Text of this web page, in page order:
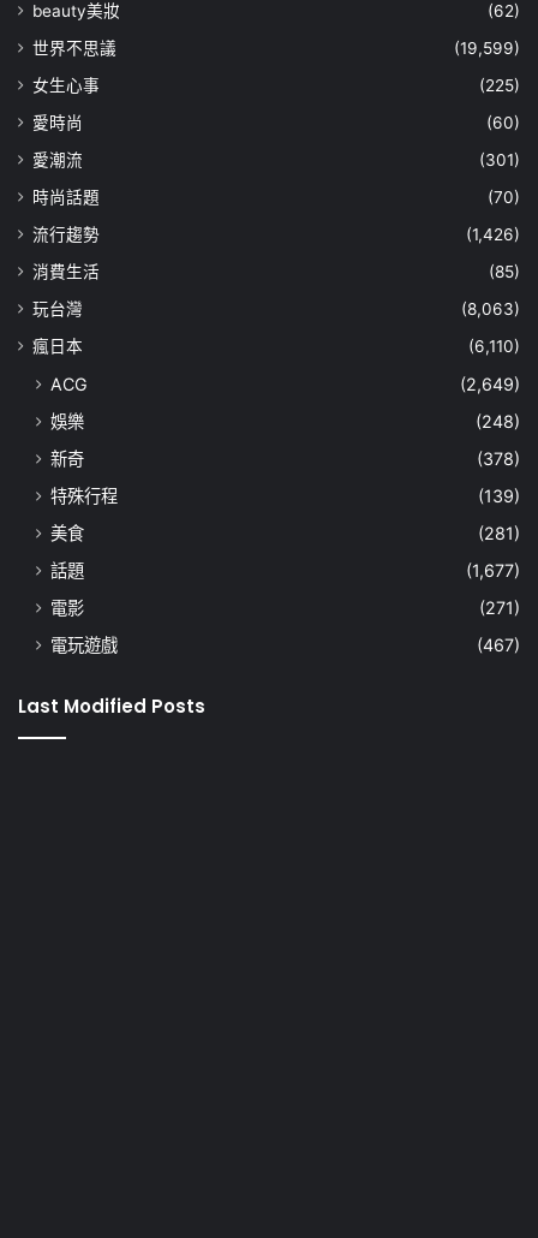
beauty美妝
(62)
世界不思議
(19,599)
女生心事
(225)
愛時尚
(60)
愛潮流
(301)
時尚話題
(70)
流行趨勢
(1,426)
消費生活
(85)
玩台灣
(8,063)
瘋日本
(6,110)
ACG
(2,649)
娛樂
(248)
新奇
(378)
特殊行程
(139)
美食
(281)
話題
(1,677)
電影
(271)
電玩遊戲
(467)
Last Modified Posts